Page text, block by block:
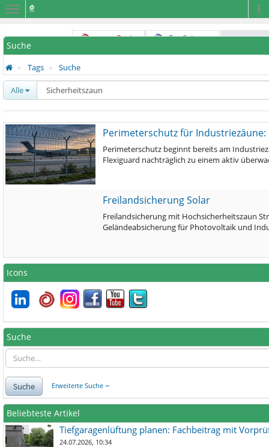
Navigation
Suche
Tags Suche
Alle
Perimeterschutz für
Perimeterschutz beginnt bereits am
Flexiguard nachträglich zu einem aktiv
Freilandsicherung Solar
Freilandsicherung mit Hochsicherheitszaun
Geländeabsicherung für Photovoltaik und
Icons
Suche
Suche Erweiterte Suche
Beliebteste Artikel
Tiefgaragenlüftung planen: Fachbeitrag mit
24.07.2026, 10:34